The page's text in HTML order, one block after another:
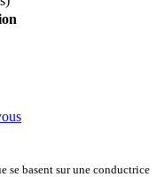
se basent sur une conductrice